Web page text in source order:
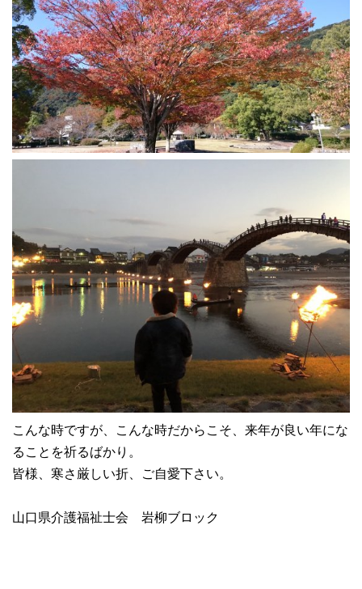
こんな時ですが、こんな時だからこそ、来年が良い年にな
ることを祈るばかり。
皆様、寒さ厳しい折、ご自愛下さい。
山口県介護福祉士会 岩柳ブロック